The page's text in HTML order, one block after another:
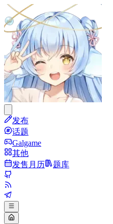
发布
话题
Galgame
其他
发售月历
题库